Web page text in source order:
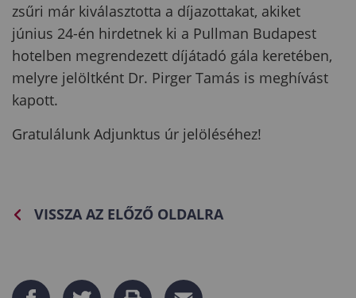
zsűri már kiválasztotta a díjazottakat, akiket
június 24-én hirdetnek ki a Pullman Budapest
hotelben megrendezett díjátadó gála keretében,
melyre jelöltként Dr. Pirger Tamás is meghívást
kapott.
Gratulálunk Adjunktus úr jelöléséhez!
VISSZA AZ ELŐZŐ OLDALRA